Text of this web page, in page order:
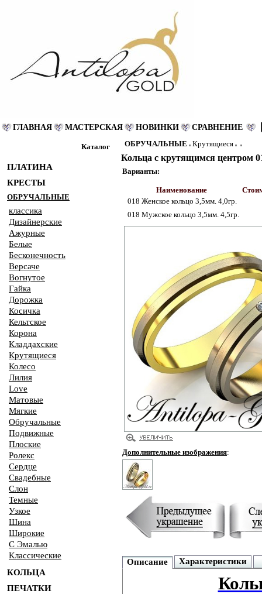
ГЛАВНАЯ МАСТЕРСКАЯ НОВИНКИ СРАВНЕНИЕ
Каталог
ПЛАТИНА
КРЕСТЫ
ОБРУЧАЛЬНЫЕ
классика
Дизайнерские
Ажурные
Белые
Бесконечность
Версаче
Вогнутое
Гайка
Дорожка
Косичка
Кельтское
Корона
Кладдахские
Крутящиеся
Колесо
Лилия
Love
Матовые
Мягкие
Обручальные
Подвижные
Плоские
Ролекс
Сердце
Свадебные
Слон
Темные
Узкое
Шина
Широкие
С Эмалью
Классические
КОЛЬЦА
ПЕЧАТКИ
ОБРУЧАЛЬНЫЕ Крутящиеся
Кольца с крутящимся центром
Варианты:
Наименование
018 Женское кольцо 3,5мм. 4,0гр.
018 Мужское кольцо 3,5мм. 4,5гр.
Дополнительные изображения:
Описание Характеристики